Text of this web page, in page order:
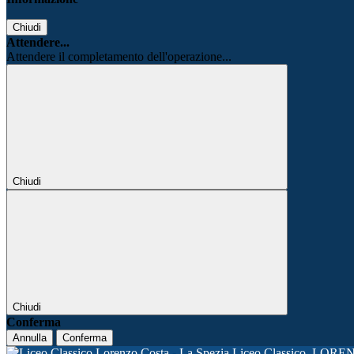
Chiudi
Attendere...
Attendere il completamento dell'operazione...
Chiudi
Chiudi
Conferma
Annulla Conferma